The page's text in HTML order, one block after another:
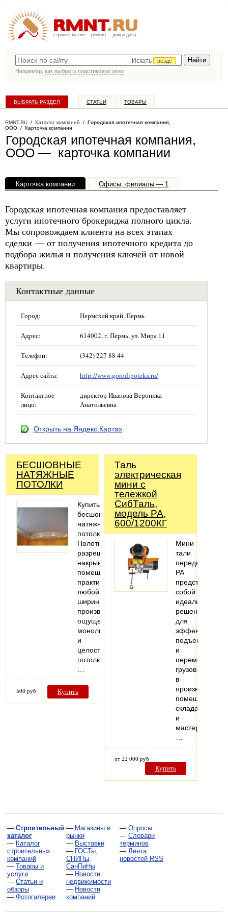
строительство ремонт дом и дача
Искать
везде
Например, как выбрать пластиковое окно
ВЫБРАТЬ РАЗДЕЛ СТАТЬИ ТОВАРЫ
RMNT.RU / Каталог компаний / Городская ипотечная компания,
ООО / Карточка компании
Городская ипотечная компания,
ООО — карточка компании
Карточка компании Офисы, филиалы — 1
Городская ипотечная компания предоставляет
услуги ипотечного брокериджа полного цикла.
Мы сопровождаем клиента на всех этапах
сделки — от получения ипотечного кредита до
подбора жилья и получения ключей от новой
квартиры.
Контактные данные
Город: Пермский край, Пермь
Адрес: 614002, г. Пермь, ул. Мира 11
Телефон: (342) 227 88 44
Адрес сайта: http://www.gorodipoteka.ru/
Контактное
лицо:
директор Иванова Вероника
Анатольевна
Открыть на Яндекс.Картах
БЕСШОВНЫЕ
НАТЯЖНЫЕ
ПОТОЛКИ
Купить
бесшовные
натяжные
потолки
Полотна
разрешает
накрывать
помещения
практически
любой
ширины,
производит
ощущение
монолитности
и
целостности
потолка.
500 руб Купить
Таль
электрическая
мини с
тележкой
СибТаль,
модель PA,
600/1200КГ
Мини
тали
передвижные
РА
представляют
собой
идеальное
решение
для
эффективного
подъема
и
перемещения
грузов
в
помещениях,
складах
и
мастерских.
от 22 000 руб
Купить
— Строительный
каталог
— Каталог
строительных
компаний
— Товары и
услуги
— Статьи и
обзоры
— Фотогалереи
— Магазины и
рынки
— Выставки
— ГОСТы,
СНИПы,
СанПиНы
— Новости
недвижимости
— Новости
компаний
— Опросы
— Словари
терминов
— Лента
новостей RSS